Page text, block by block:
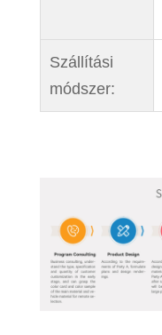
Szállítási
módszer: